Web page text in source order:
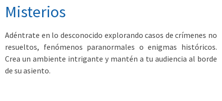
Misterios
Adéntrate en lo desconocido explorando casos de crímenes no
resueltos, fenómenos paranormales o enigmas históricos.
Crea un ambiente intrigante y mantén a tu audiencia al borde
de su asiento.